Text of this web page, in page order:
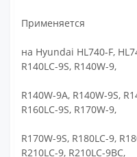
Применяется
на Hyundai HL740-F,
R140LC-9S, R140W-9,
R140W-9A, R140W-9S,
R160LC-9S, R170W-9,
R170W-9S, R180LC-9,
R210LC-9, R210LC-9BC,